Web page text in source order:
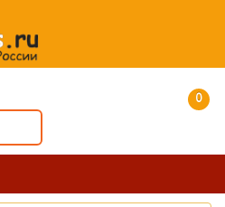
0 товар(ов) - 0 руб.